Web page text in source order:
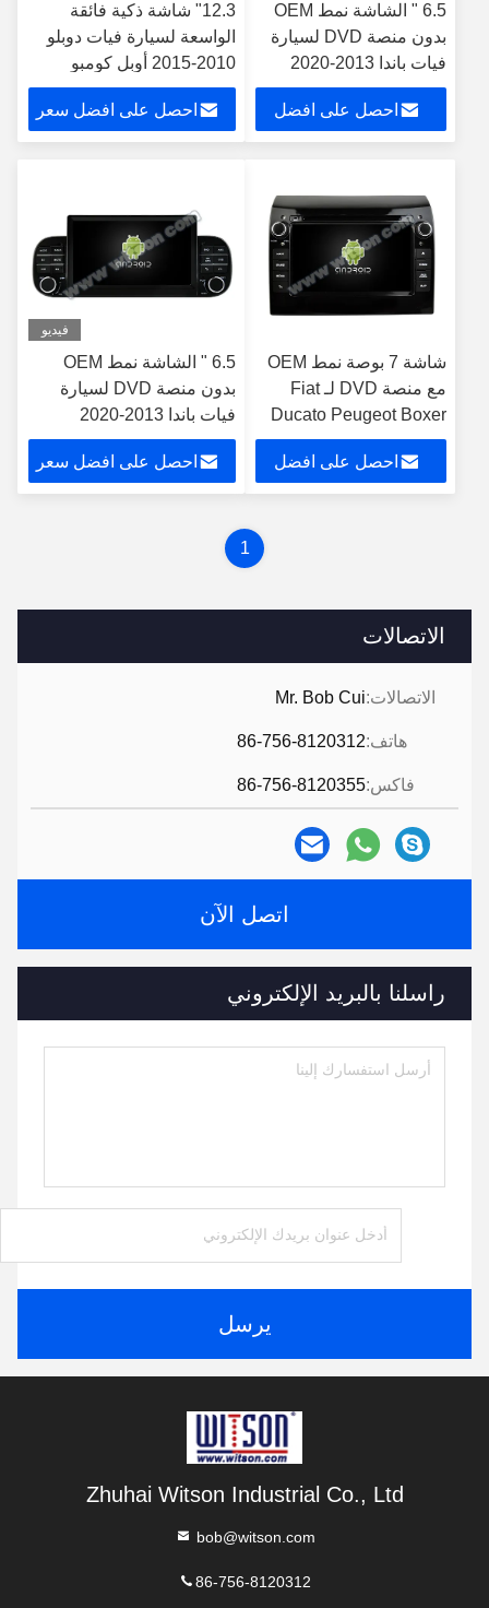
الاتصالات
الاتصالات:Mr. Bob Cui
هاتف:86-756-8120312
فاكس:86-756-8120355
اتصل الآن
راسلنا بالبريد الإلكتروني
يرسل
6.5 " الشاشة نمط OEM
بدون منصة DVD لسيارة
فيات باندا 2013-2020
الوسائط المتعددة
السيارات ستيريو جي بي
إس CarPlay Player
احصل على افضل
12.3" شاشة ذكية فائقة
الواسعة لسيارة فيات دوبلو
2010-2015 أوبل كومبو
2011-2018
احصل على افضل سعر
شاشة 7 بوصة نمط OEM
مع منصة DVD لـ Fiat
Ducato Peugeot Boxer
Citroen Jumper 2 2006-
2016
احصل على افضل
فيديو
6.5 " الشاشة نمط OEM
بدون منصة DVD لسيارة
فيات باندا 2013-2020
احصل على افضل سعر
1
Zhuhai Witson Industrial Co., Ltd
bob@witson.com
86-756-8120312